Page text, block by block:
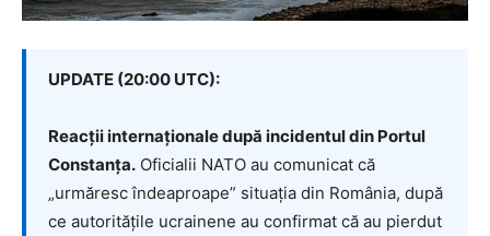
UPDATE (20:00 UTC):
Reacții internaționale după incidentul din Portul
Constanța. Oficialii NATO au comunicat că
„urmăresc îndeaproape” situația din România, după
ce autoritățile ucrainene au confirmat că au pierdut